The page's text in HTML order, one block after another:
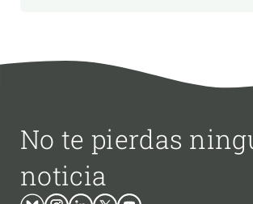
No te pierdas
noticia
BlueskyInstagram
LinkedinTwitterYoutube